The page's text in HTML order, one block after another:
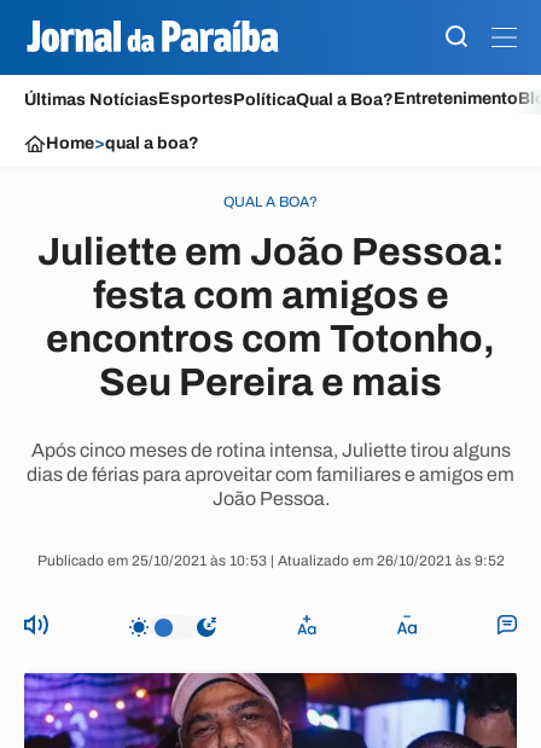
Últimas NotíciasEsportesPolíticaQual a Boa?Entretenimento
Home>qual a boa?
QUAL A BOA?
Juliette em João Pessoa:
festa com amigos e
encontros com Totonho,
Seu Pereira e mais
Após cinco meses de rotina intensa, Juliette tirou alguns
dias de férias para aproveitar com familiares e amigos em
João Pessoa.
Publicado em 25/10/2021 às 10:53 | Atualizado em 26/10/2021 às 9:52